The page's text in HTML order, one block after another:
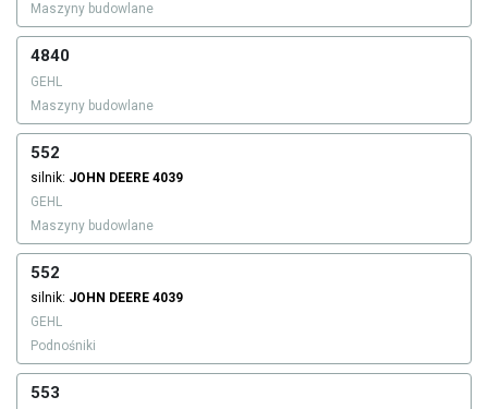
Maszyny budowlane
4840
GEHL
Maszyny budowlane
552
silnik: JOHN DEERE 4039
GEHL
Maszyny budowlane
552
silnik: JOHN DEERE 4039
GEHL
Podnośniki
553